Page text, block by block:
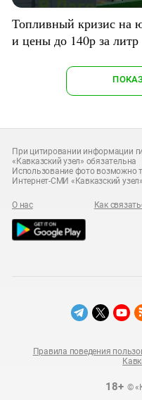
Топливный кризис на
и цены до 140р за литр
При цитировании информации
«Кавказский узел» обязательна
Использование фото возможно
Интернет-СМИ «Кавказский узел»
О нас Как
18+©
Правила поведения